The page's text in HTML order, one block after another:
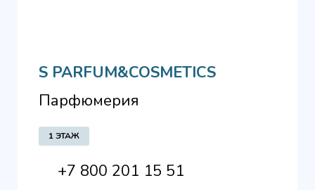
S PARFUM&COSMETICS
Парфюмерия
1 ЭТАЖ
+7 800 201 15 51